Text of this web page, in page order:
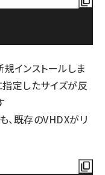
インストールしま
指定したサイズが反
既存のVHDXがリ